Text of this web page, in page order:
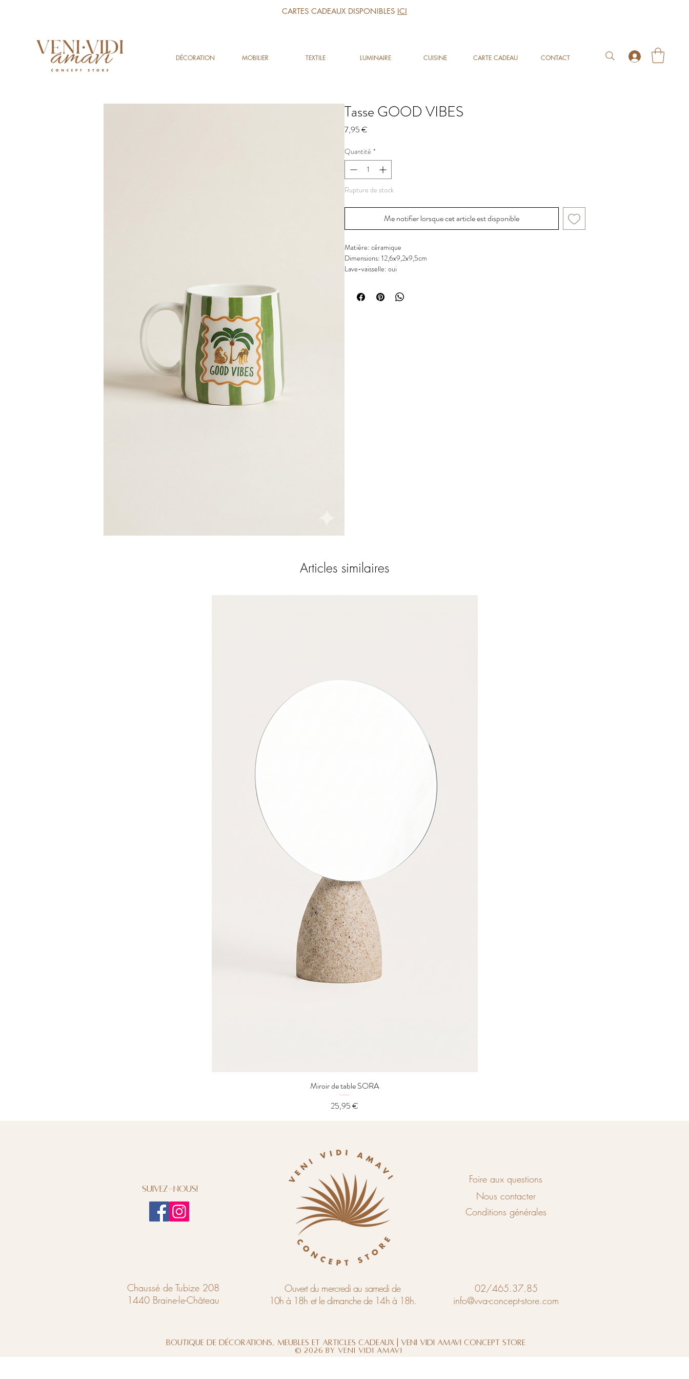
CARTES CADEAUX DISPONIBLES ICI
DÉCORATION MOBILIER TEXTILE LUMINAIRE CUISINE CARTE CADEAU CONTACT
Tasse GOOD VIBES
7,95 €
Quantité *
Rupture de stock
Me notifier lorsque cet article est disponible
Matière: céramique
Dimensions: 12,6x9,2x9,5cm
Lave-vaisselle: oui
Articles similaires
Aperçu rapide
Miroir de table SORA
Prix
25,95 €
Suivez-nous!
Chaussé de Tubize 208
1440 Braine-le-Château
Foire aux questions
Nous contacter
Conditions générales
Ouvert du mercredi au samedi de
10h à 18h et le dimanche de 14h à 18h.
02/465.37.85
info@vva-concept-store.com
Boutique de décorations, meubles et articles cadeaux | Veni Vidi Amavi Concept Store
© 2026 by Veni Vidi Amavi